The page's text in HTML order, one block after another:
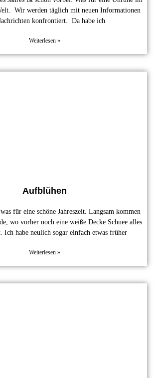
Wir werden täglich mit neuen Informationen
konfrontiert. Da habe ich
Weiterlesen »
Aufblühen
für eine schöne Jahreszeit. Langsam kommen
wo vorher noch eine weiße Decke Schnee alles
Ich habe neulich sogar einfach etwas früher
Weiterlesen »